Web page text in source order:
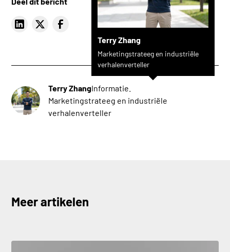
Terry Zhang
Terry Zhang
Marketingstrateeg en industriële
verhalenverteller
Informatie.
Marketingstrateeg en industriële
verhalenverteller
Meer artikelen